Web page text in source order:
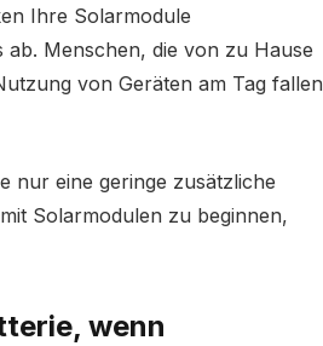
Ihre Solarmodule
Menschen, die von zu Hause
von Geräten am Tag fallen
nur eine geringe zusätzliche
Solarmodulen zu beginnen,
wenn